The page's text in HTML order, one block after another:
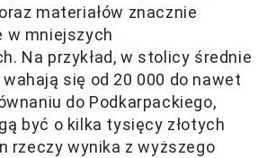
materiałów znacznie
w mniejszych
Na przykład, w stolicy średnie
się od 20 000 do nawet
do Podkarpackiego,
być o kilka tysięcy złotych
rzeczy wynika z wyższego